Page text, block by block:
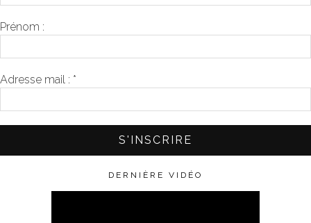
Prénom :
Adresse mail : *
DERNIÈRE VIDÉO